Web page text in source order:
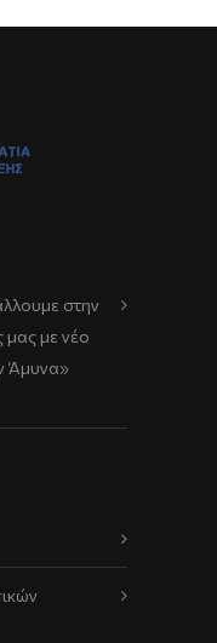
στην
μας με νέο
Άμυνα»